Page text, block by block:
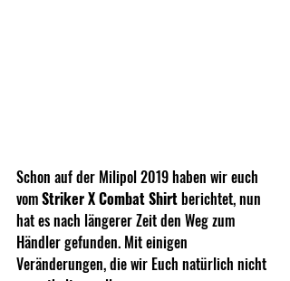
Schon auf der Milipol 2019 haben wir euch
vom Striker X Combat Shirt berichtet, nun
hat es nach längerer Zeit den Weg zum
Händler gefunden. Mit einigen
Veränderungen, die wir Euch natürlich nicht